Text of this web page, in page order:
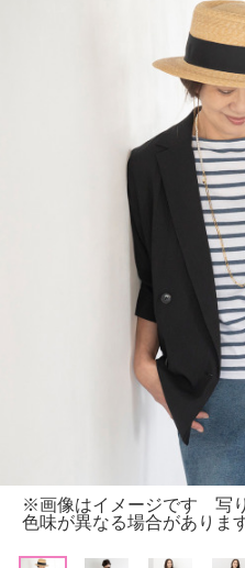
※画像はイメージです 写
色味が異なる場合がありま